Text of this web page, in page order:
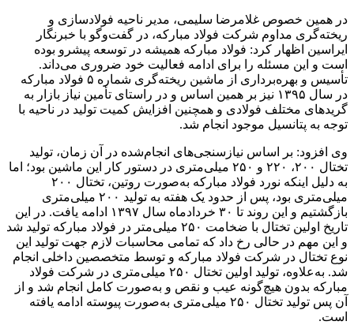
در همین خصوص غلامرضا سلیمی، مدیر ناحیه فولادسازی و
ریخته‌گری مداوم شرکت فولاد مبارکه، در گفت‌وگو با خبرنگار
ایراسین اظهار کرد: فولاد مبارکه همیشه در توسعه پیشرو بوده
است و این مسئله را برای ادامه فعالیت خود ضروری می‌داند.
تأسیس و بهره‌برداری از ماشین ریخته‌گری شماره ۵ فولاد مبارکه
در سال ۱۳۹۵ نیز بر همین اساس و در راستای تأمین نیاز بازار به
گریدهای مختلف فولادی و همچنین افزایش کمیت تولید در ناحیه با
توجه به پتانسیل موجود انجام شد.
وی افزود: بر اساس نیازسنجی‌های انجام‌شده در آن زمان، تولید
تختال ۲۰۰، ۲۲۰ و ۲۵۰ میلی‌متری در دستور کار این ماشین بود؛ اما
به دلیل اینکه نورد فولاد مبارکه به‌صورت روتین، تختال ۲۰۰
میلی‌متری بود، پس از حدود یک هفته به تولید ۲۰۰ میلی‌متری
بازگشتیم و این روند تا ۳۰ خردادماه سال ۱۳۹۷ ادامه یافت. در این
تاریخ اولین تختال با ضخامت ۲۵۰ میلی‌متر در فولاد مبارکه تولید شد
و این مهم در حالی رخ داد که تمامی محاسبات لازم جهت تولید این
نوع تختال در شرکت فولاد مبارکه و توسط متخصصین داخلی انجام
شد. به‌علاوه، تولید اولین تختال ۲۵۰ میلی‌متری در شرکت فولاد
مبارکه بدون هیچ‌گونه عیب و نقص و به‌صورت کامل انجام شد و از
آن پس تولید تختال ۲۵۰ میلی‌متری به‌صورت پیوسته ادامه یافته
است.